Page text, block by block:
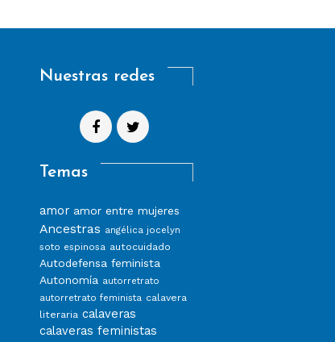
Nuestras redes
Temas
amor amor entre mujeres
Ancestras angélica jocelyn
soto espinosa autocuidado
Autodefensa feminista
Autonomía autorretrato
autorretrato feminista calavera
literaria calaveras
calaveras feministas